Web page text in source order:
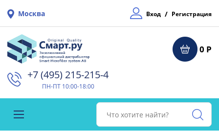
Москва Вход / Регистрация
0 Р
+7 (495) 215-215-4⁠
ПН-ПТ 10:00-18:00